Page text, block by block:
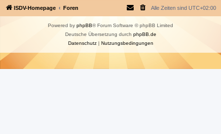
ISDV-Homepage Foren Alle Zeiten sind UTC+02:00
Powered by phpBB® Forum Software © phpBB Limited
Deutsche Übersetzung durch phpBB.de
Datenschutz| Nutzungsbedingungen